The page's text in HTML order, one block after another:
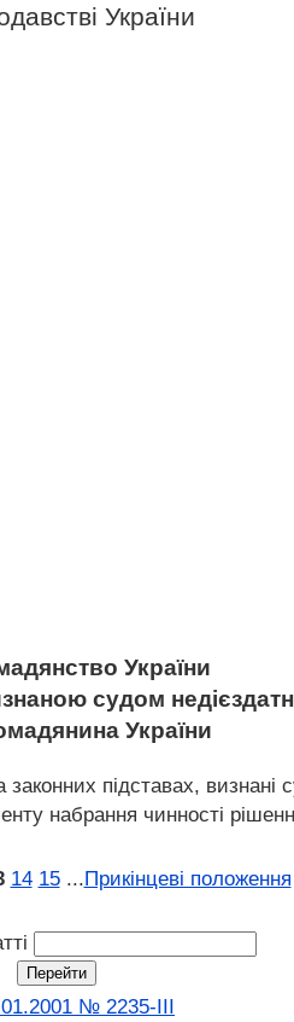
України
України
судом
України
підставах,
набрання чинності
14 15 ...Прикінцеві положення
№ 2235-III